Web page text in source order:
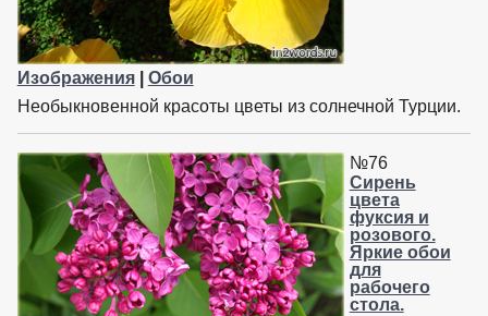
Изображения| Обои
Необыкновенной красоты цветы из солнечной Турции.
№76
Сирень
цвета
фуксия и
розового.
Яркие обои
для
рабочего
стола.